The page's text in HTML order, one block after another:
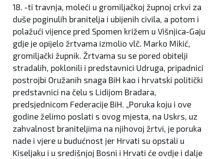
18. -ti travnja, moleći u gromiljačkoj župnoj crkvi za
duše poginulih branitelja i ubijenih civila, a potom i
polažući vijence pred Spomen križem u Višnjica-Gaju
gdje je opijelo žrtvama izmolio vlč. Marko Mikić,
gromiljački župnik. Žrtvama su se pored obitelji
stradalih, poklonili i predstavnici Udruga, pripadnici
postrojbi Oružanih snaga BiH kao i hrvatski politički
predstavnici na čelu s Lidijom Bradara,
predsjednicom Federacije BiH. „Poruka koju i ove
godine želimo poslati s ovog mjesta, na Uskrs, uz
zahvalnost braniteljima na njihovoj žrtvi, je poruka
nade i vjere u budućnost jer Hrvati su opstali u
Kiseljaku i u središnjoj Bosni i Hrvati će ovdje i dalje